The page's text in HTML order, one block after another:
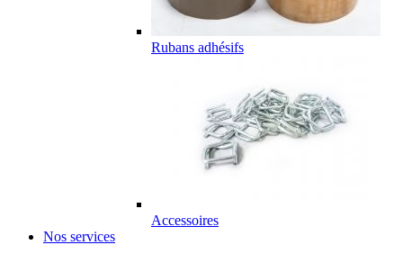
Rubans adhésifs
Accessoires
Nos services